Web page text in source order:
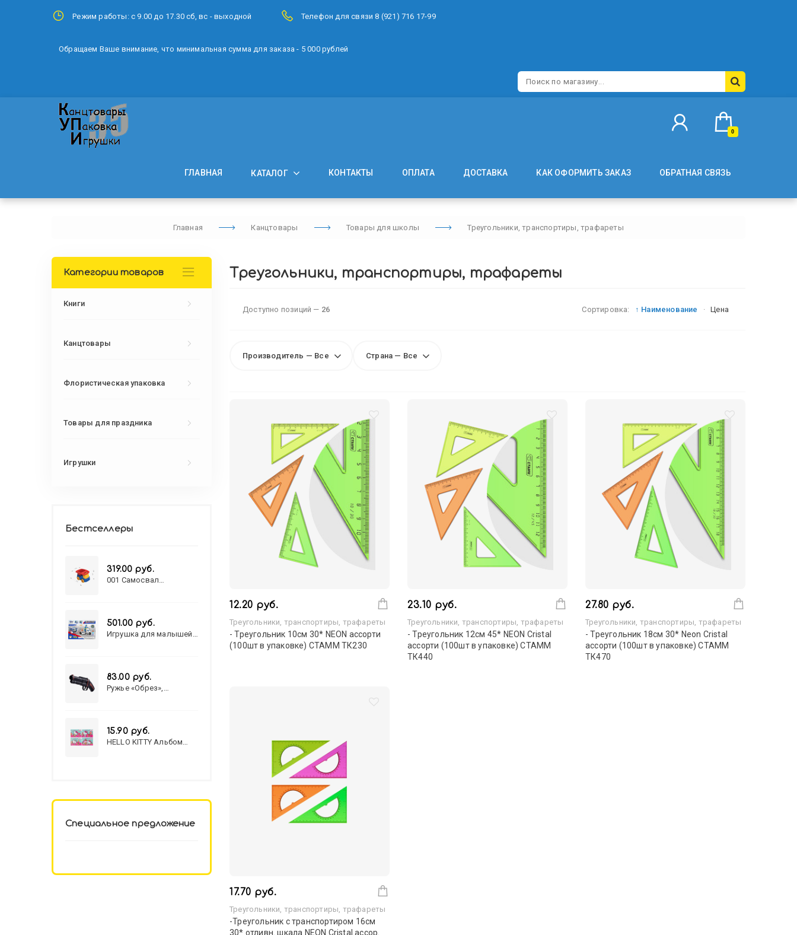
Режим работы: с 9.00 до 17.30 сб, вс - выходной Телефон для связи 8 (921) 716 17-99
Обращаем Ваше внимание, что минимальная сумма для заказа - 5 000 рублей
0
ГЛАВНАЯ КАТАЛОГ КОНТАКТЫ ОПЛАТА ДОСТАВКА КАК ОФОРМИТЬ ЗАКАЗ ОБРАТНАЯ СВЯЗЬ
Главная Канцтовары Товары для школы Треугольники, транспортиры, трафареты
Треугольники, транспортиры, трафареты
Доступно позиций — 26 Сортировка: ↑ Наименование · Цена
Производитель — Все Страна — Все
12.20 руб.
Треугольники, транспортиры, трафареты
- Треугольник 10см 30* NEON ассорти
(100шт в упаковке) СТАММ ТК230
23.10 руб.
Треугольники, транспортиры, трафареты
- Треугольник 12см 45* NEON Cristal
ассорти (100шт в упаковке) СТАММ
ТК440
27.80 руб.
Треугольники, транспортиры, трафареты
- Треугольник 18см 30* Neon Cristal
ассорти (100шт в упаковке) СТАММ
ТК470
17.70 руб.
Треугольники, транспортиры, трафареты
-Треугольник с транспортиром 16см
30* отливн. шкала NEON Cristal ассор.
Категории товаров
Книги
Канцтовары
Флористическая упаковка
Товары для праздника
Игрушки
Бестселлеры
319.00 руб.
001 Самосвал
501.00 руб.
Игрушка для малышей
83.00 руб.
Ружье «Обрез»,
15.90 руб.
HELLO KITTY Альбом
Специальное предложение